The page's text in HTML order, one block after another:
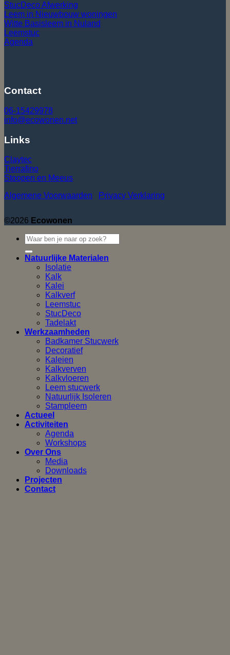
StucDeco Afwerking
Leem in Nieuwbouw woningen
Witte Basisleem in Nuland
Leemstuc
Agenda
Contact
06-15429978
info@ecowonen.net
Links
Claytec
Tierrafino
Stoopen en Meeus
Algemene Voorwaarden
Privacy Verklaring
©2026 Ecowonen
Natuurlijke Materialen
Isolatie
Kalk
Kalei
Kalkverf
Leemstuc
StucDeco
Tadelakt
Werkzaamheden
Badkamer Stucwerk
Decoratief
Kaleien
Kalkverven
Kalkvloeren
Leem stucwerk
Natuurlijk Isoleren
Stampleem
Actueel
Activiteiten
Agenda
Workshops
Over Ons
Media
Downloads
Projecten
Contact